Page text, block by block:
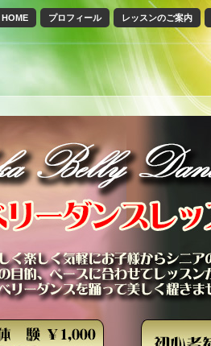
レッスンのご案内
プロフィール
HOME